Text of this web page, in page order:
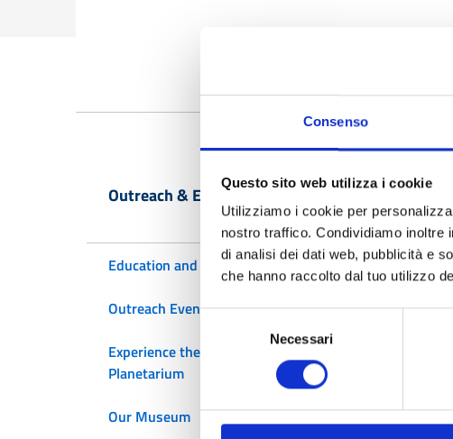
Consenso
Questo sito web utilizza i cookie
Utilizziamo i cookie per
nostro traffico. Condividiamo
di analisi dei dati web, pubblicità e
che hanno raccolto dal tuo utilizzo
consenso
Necessari
Outreach & Education
Education and Projects
Outreach Events
Experience the
Planetarium
Our Museum
Festival
SRT –
The